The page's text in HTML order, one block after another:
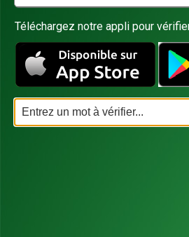
Téléchargez notre appli pour